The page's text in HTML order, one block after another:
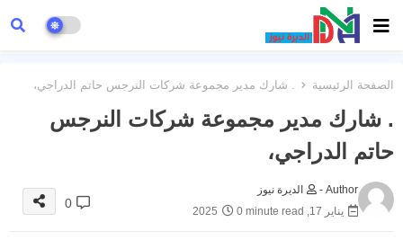
الصفحة الرئيسية . شارك مدير مجموعة شركات النرجس حاتم الدراجي،
. شارك مدير مجموعة شركات النرجس
حاتم الدراجي،
Author -
الديرة نيوز
يناير 17, 2025
0 minute read
0